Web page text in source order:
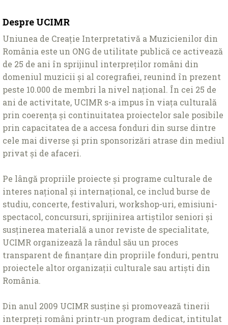
Despre UCIMR
Uniunea de Creație Interpretativă a Muzicienilor din
România este un ONG de utilitate publică ce activează
de 25 de ani în sprijinul interpreților români din
domeniul muzicii și al coregrafiei, reunind în prezent
peste 10.000 de membri la nivel național. În cei 25 de
ani de activitate, UCIMR s-a impus în viața culturală
prin coerența și continuitatea proiectelor sale posibile
prin capacitatea de a accesa fonduri din surse dintre
cele mai diverse și prin sponsorizări atrase din mediul
privat și de afaceri.
Pe lângă propriile proiecte și programe culturale de
interes național și internațional, ce includ burse de
studiu, concerte, festivaluri, workshop-uri, emisiuni-
spectacol, concursuri, sprijinirea artiștilor seniori și
susținerea materială a unor reviste de specialitate,
UCIMR organizează la rândul său un proces
transparent de finanțare din propriile fonduri, pentru
proiectele altor organizații culturale sau artiști din
România.
Din anul 2009 UCIMR susține și promovează tinerii
interpreți români printr-un program dedicat, intitulat